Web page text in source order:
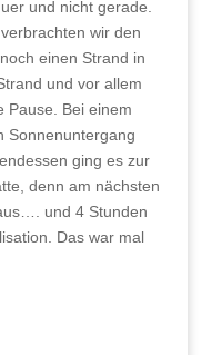
und nicht gerade.
wir den
einen Strand in
und vor allem
Pause. Bei einem
Sonnenuntergang
ging es zur
denn am nächsten
und 4 Stunden
Das war mal